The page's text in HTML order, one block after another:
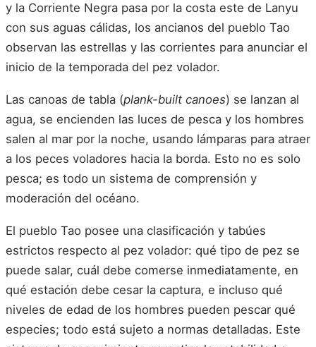
y la Corriente Negra pasa por la costa este de Lanyu
con sus aguas cálidas, los ancianos del pueblo Tao
observan las estrellas y las corrientes para anunciar el
inicio de la temporada del pez volador.
Las canoas de tabla (plank-built canoes) se lanzan al
agua, se encienden las luces de pesca y los hombres
salen al mar por la noche, usando lámparas para atraer
a los peces voladores hacia la borda. Esto no es solo
pesca; es todo un sistema de comprensión y
moderación del océano.
El pueblo Tao posee una clasificación y tabúes
estrictos respecto al pez volador: qué tipo de pez se
puede salar, cuál debe comerse inmediatamente, en
qué estación debe cesar la captura, e incluso qué
niveles de edad de los hombres pueden pescar qué
especies; todo está sujeto a normas detalladas. Este